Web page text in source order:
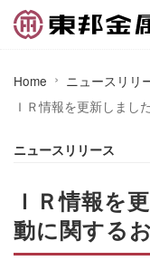
Home
ニュースリリ
ＩＲ情報を更新しまし
ニュースリリース
ＩＲ情報を
動に関する